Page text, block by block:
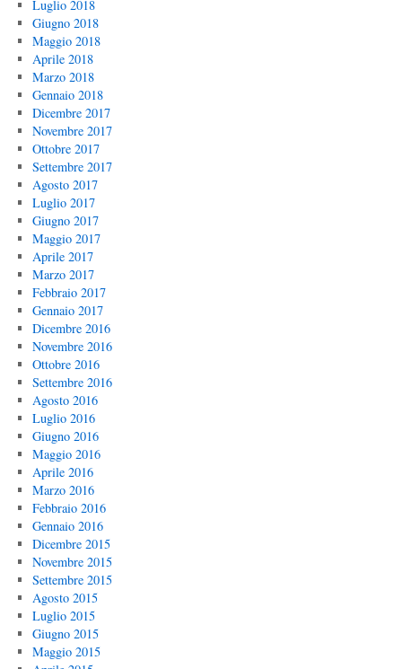
Luglio 2018
Giugno 2018
Maggio 2018
Aprile 2018
Marzo 2018
Gennaio 2018
Dicembre 2017
Novembre 2017
Ottobre 2017
Settembre 2017
Agosto 2017
Luglio 2017
Giugno 2017
Maggio 2017
Aprile 2017
Marzo 2017
Febbraio 2017
Gennaio 2017
Dicembre 2016
Novembre 2016
Ottobre 2016
Settembre 2016
Agosto 2016
Luglio 2016
Giugno 2016
Maggio 2016
Aprile 2016
Marzo 2016
Febbraio 2016
Gennaio 2016
Dicembre 2015
Novembre 2015
Settembre 2015
Agosto 2015
Luglio 2015
Giugno 2015
Maggio 2015